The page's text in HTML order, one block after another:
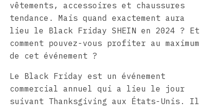
vêtements, accessoires et chaussures
tendance. Mais quand exactement aura
lieu le Black Friday SHEIN en 2024 ? Et
comment pouvez-vous profiter au maximum
de cet événement ?
Le Black Friday est un événement
commercial annuel qui a lieu le jour
suivant Thanksgiving aux États-Unis. Il